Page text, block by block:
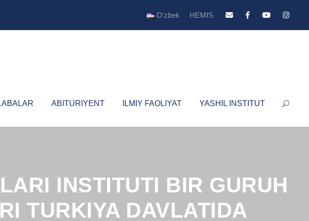
Oʻzbek HEMIS
ABITURIYENT ILMIY FAOLIYAT YASHIL INSTITUT
INSTITUTI BIR GURUH
TURKIYA DAVLATIDA